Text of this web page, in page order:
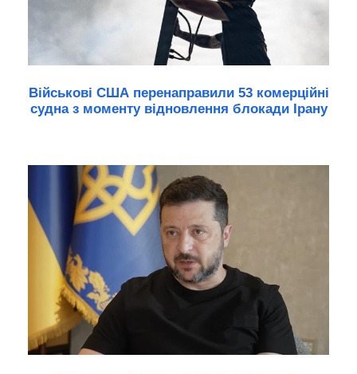
Військові США перенаправили 53 комерційні
судна з моменту відновлення блокади Ірану